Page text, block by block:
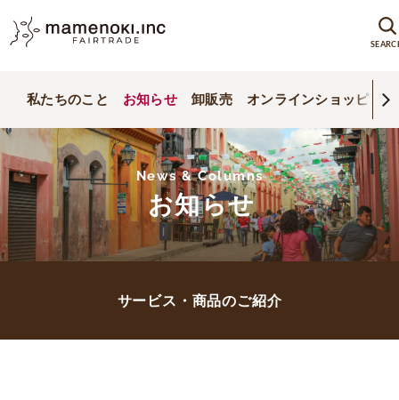
私たちのこと お知らせ 卸販売 オンラインショッピング
News & Columns
お知らせ
サービス・商品のご紹介